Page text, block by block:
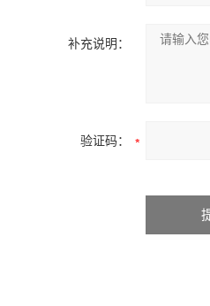
补充说明：
验证码：